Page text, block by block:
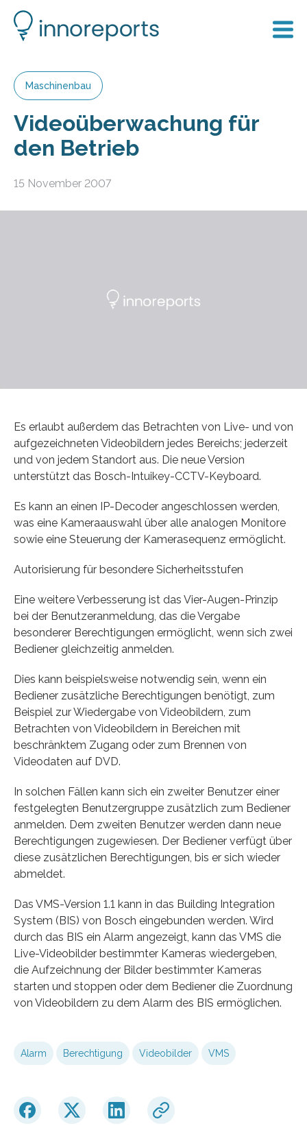
Maschinenbau
Videoüberwachung für
den Betrieb
15 November 2007
Es erlaubt außerdem das Betrachten von Live- und von
aufgezeichneten Videobildern jedes Bereichs; jederzeit
und von jedem Standort aus. Die neue Version
unterstützt das Bosch-Intuikey-CCTV-Keyboard.
Es kann an einen IP-Decoder angeschlossen werden,
was eine Kameraauswahl über alle analogen Monitore
sowie eine Steuerung der Kamerasequenz ermöglicht.
Autorisierung für besondere Sicherheitsstufen
Eine weitere Verbesserung ist das Vier-Augen-Prinzip
bei der Benutzeranmeldung, das die Vergabe
besonderer Berechtigungen ermöglicht, wenn sich zwei
Bediener gleichzeitig anmelden.
Dies kann beispielsweise notwendig sein, wenn ein
Bediener zusätzliche Berechtigungen benötigt, zum
Beispiel zur Wiedergabe von Videobildern, zum
Betrachten von Videobildern in Bereichen mit
beschränktem Zugang oder zum Brennen von
Videodaten auf DVD.
In solchen Fällen kann sich ein zweiter Benutzer einer
festgelegten Benutzergruppe zusätzlich zum Bediener
anmelden. Dem zweiten Benutzer werden dann neue
Berechtigungen zugewiesen. Der Bediener verfügt über
diese zusätzlichen Berechtigungen, bis er sich wieder
abmeldet.
Das VMS-Version 1.1 kann in das Building Integration
System (BIS) von Bosch eingebunden werden. Wird
durch das BIS ein Alarm angezeigt, kann das VMS die
Live-Videobilder bestimmter Kameras wiedergeben,
die Aufzeichnung der Bilder bestimmter Kameras
starten und stoppen oder dem Bediener die Zuordnung
von Videobildern zu dem Alarm des BIS ermöglichen.
Alarm Berechtigung Videobilder VMS